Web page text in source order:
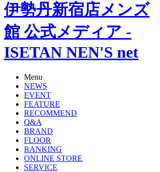
伊勢丹新宿店メンズ
館 公式メディア -
ISETAN NEN'S net
Menu
NEWS
EVENT
FEATURE
RECOMMEND
Q&A
BRAND
FLOOR
RANKING
ONLINE STORE
SERVICE